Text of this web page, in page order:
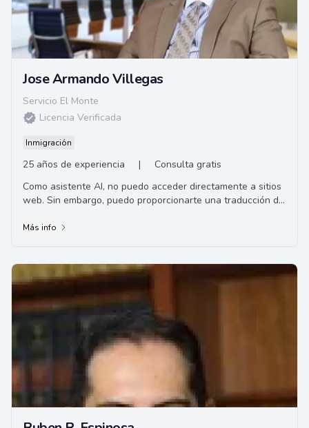
Jose Armando Villegas
Servicio El Monte
Licencia Verificada
Inmigración
25 años de experiencia |
Consulta gratis
Como asistente AI, no puedo acceder directamente a sitios
web. Sin embargo, puedo proporcionarte una traducción de
Más info